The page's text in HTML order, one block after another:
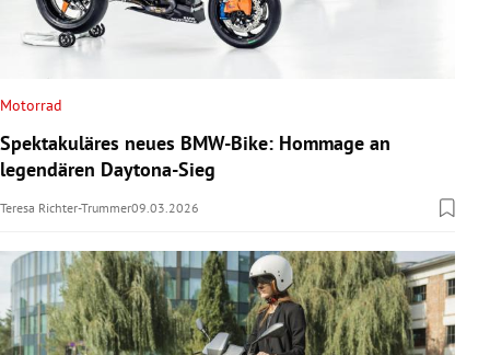
Motorrad
Spektakuläres neues BMW-Bike: Hommage an
legendären Daytona-Sieg
Teresa Richter-Trummer09.03.2026